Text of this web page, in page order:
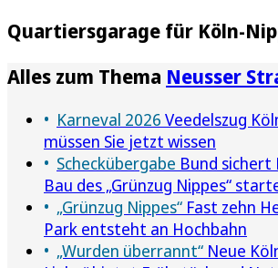
Quartiersgarage für Köln-
Alles zum Thema Neusser
Karneval 2026 Veedelszug
müssen Sie jetzt wissen
Scheckübergabe Bund sichert
Bau des „Grünzug Nippes“
„Grünzug Nippes“ Fast zehn
Park entsteht an Hochbahn
„Wurden überrannt“ Neue